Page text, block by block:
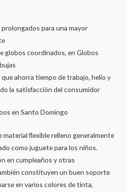
para una mayor
globos coordinados, en Globos
ahorra tiempo de trabajo, helio y
la satisfacción del consumidor
en Santo Domingo
material flexible relleno generalmente
como juguete para los niños.
en cumpleaños y otras
constituyen un buen soporte
en varios colores de tinta,